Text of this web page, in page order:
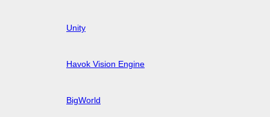
Unity
Havok Vision Engine
BigWorld